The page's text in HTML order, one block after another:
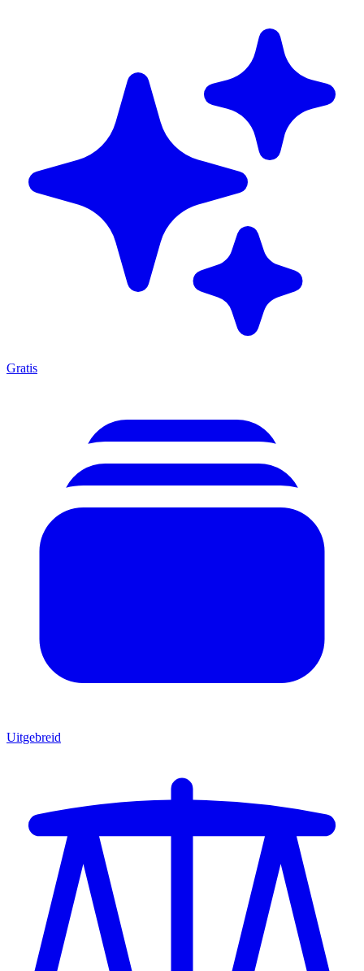
Gratis
Uitgebreid